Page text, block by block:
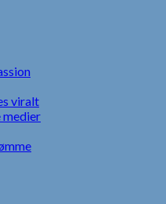
viralt
medier